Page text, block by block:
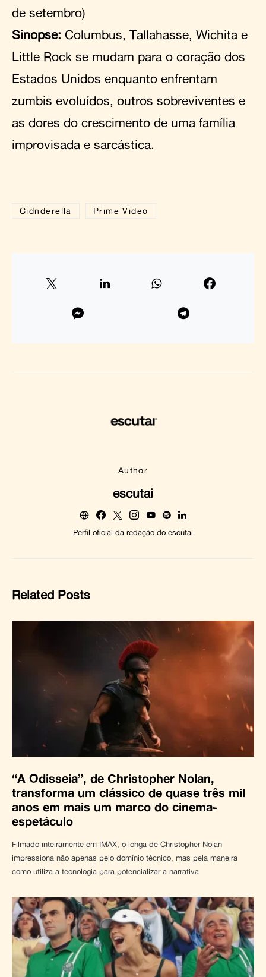
de setembro)
Sinopse: Columbus, Tallahasse, Wichita e
Little Rock se mudam para o coração dos
Estados Unidos enquanto enfrentam
zumbis evoluídos, outros sobreviventes e
as dores do crescimento de uma família
improvisada e sarcástica.
Cidnderella Prime Video
Author
escutai
Perfil oficial da redação do escutai
Related Posts
“A Odisseia”, de Christopher Nolan,
transforma um clássico de quase três mil
anos em mais um marco do cinema-
espetáculo
Filmado inteiramente em IMAX, o longa de Christopher Nolan
impressiona não apenas pelo domínio técnico, mas pela maneira
como utiliza a tecnologia para potencializar a narrativa